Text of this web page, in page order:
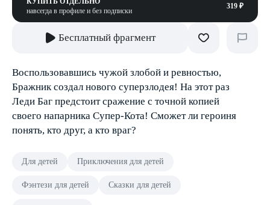
навсегда в профиле и без подписки
319 ₽
Бесплатный фрагмент
Воспользовавшись чужой злобой и ревностью,
Бражник создал нового суперзлодея! На этот раз
Леди Баг предстоит сражение с точной копией
своего напарника Супер-Кота! Сможет ли героиня
понять, кто друг, а кто враг?
Для детей Приключения для детей
Фэнтези для детей Сказки для детей